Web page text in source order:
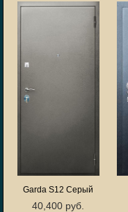
Garda S12 Серый
40,400 руб.